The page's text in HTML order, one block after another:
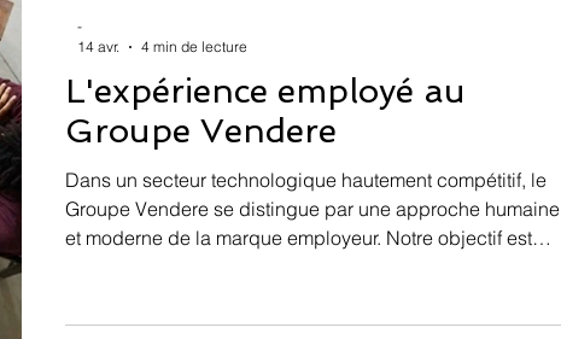
L'expérience employé au
Groupe Vendere
Dans un secteur technologique hautement compétitif, le
Groupe Vendere se distingue par une approche humaine
et moderne de la marque employeur. Notre objectif est
la confiance, la flexibilité et l’équilibre travail–vie
-
14 avr.
4 min de lecture